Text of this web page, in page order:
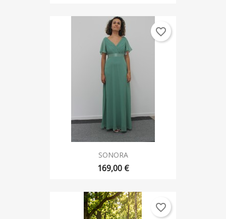
SONORA
169,00 €
favorite_border
favorite_border